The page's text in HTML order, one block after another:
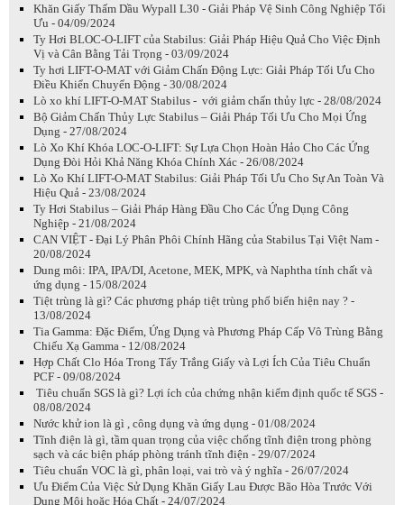
Khăn Giấy Thấm Dầu Wypall L30 - Giải Pháp Vệ Sinh Công Nghiệp Tối
Ưu - 04/09/2024
Ty Hơi BLOC-O-LIFT của Stabilus: Giải Pháp Hiệu Quả Cho Việc Định
Vị và Cân Bằng Tải Trọng - 03/09/2024
Ty hơi LIFT-O-MAT với Giảm Chấn Động Lực: Giải Pháp Tối Ưu Cho
Điều Khiển Chuyển Động - 30/08/2024
Lò xo khí LIFT-O-MAT Stabilus - với giảm chấn thủy lực - 28/08/2024
Bộ Giảm Chấn Thủy Lực Stabilus – Giải Pháp Tối Ưu Cho Mọi Ứng
Dụng - 27/08/2024
Lò Xo Khí Khóa LOC-O-LIFT: Sự Lựa Chọn Hoàn Hảo Cho Các Ứng
Dụng Đòi Hỏi Khả Năng Khóa Chính Xác - 26/08/2024
Lò Xo Khí LIFT-O-MAT Stabilus: Giải Pháp Tối Ưu Cho Sự An Toàn Và
Hiệu Quả - 23/08/2024
Ty Hơi Stabilus – Giải Pháp Hàng Đầu Cho Các Ứng Dụng Công
Nghiệp - 21/08/2024
CAN VIỆT - Đại Lý Phân Phôi Chính Hãng của Stabilus Tại Việt Nam -
20/08/2024
Dung môi: IPA, IPA/DI, Acetone, MEK, MPK, và Naphtha tính chất và
ứng dụng - 15/08/2024
Tiệt trùng là gì? Các phương pháp tiệt trùng phổ biến hiện nay ? -
13/08/2024
Tia Gamma: Đặc Điểm, Ứng Dụng và Phương Pháp Cấp Vô Trùng Bằng
Chiếu Xạ Gamma - 12/08/2024
Hợp Chất Clo Hóa Trong Tẩy Trắng Giấy và Lợi Ích Của Tiêu Chuẩn
PCF - 09/08/2024
Tiêu chuẩn SGS là gì? Lợi ích của chứng nhận kiểm định quốc tế SGS -
08/08/2024
Nước khử ion là gì , công dụng và ứng dụng - 01/08/2024
Tĩnh điện là gì, tầm quan trọng của việc chống tĩnh điện trong phòng
sạch và các biện pháp phòng tránh tĩnh điện - 29/07/2024
Tiêu chuẩn VOC là gì, phân loại, vai trò và ý nghĩa - 26/07/2024
Ưu Điểm Của Việc Sử Dụng Khăn Giấy Lau Được Bão Hòa Trước Với
Dung Môi hoặc Hóa Chất - 24/07/2024